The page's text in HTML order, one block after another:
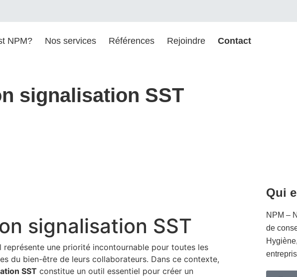
NPM? Nos services Références Rejoindre Contact
signalisation SST
signalisation SST
représente une priorité incontournable pour toutes les
du bien-être de leurs collaborateurs. Dans ce contexte,
SST constitue un outil essentiel pour créer un
Qui
NPM –
de